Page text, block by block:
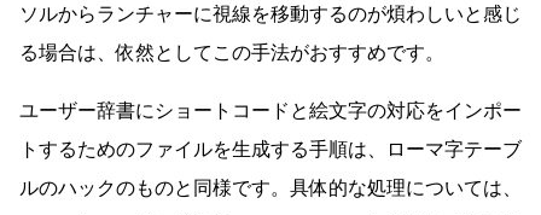
ソルからランチャーに視線を移動するのが煩わしいと感じ
る場合は、依然としてこの手法がおすすめです。
ユーザー辞書にショートコードと絵文字の対応をインポー
トするためのファイルを生成する手順は、ローマ字テーブ
ルのハックのものと同様です。具体的な処理については、